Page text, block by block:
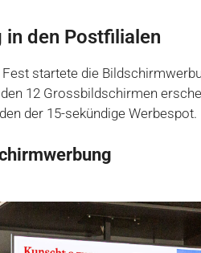
in den Postfilialen
startete die
12 Grossbildschirmen
der 15-sekündige Werbespot.